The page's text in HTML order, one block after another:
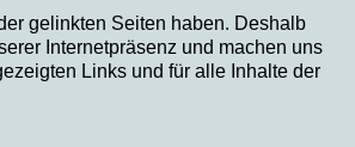
gelinkten Seiten haben. Deshalb
Internetpräsenz und machen uns
Links und für alle Inhalte der